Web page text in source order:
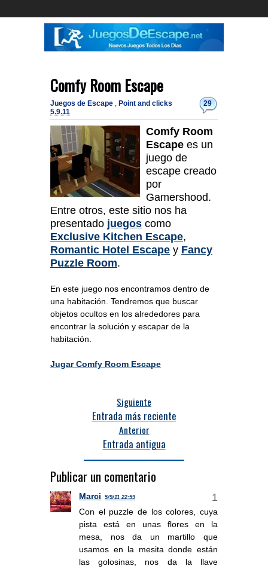
Comfy Room Escape
29
Juegos de Escape , Point and clicks
5.9.11
Comfy Room
Escape es un
juego de
escape creado
por
Gamershood.
Entre otros, este sitio nos ha
presentado juegos como
Exclusive Kitchen Escape,
Romantic Hotel Escape y Fancy
Puzzle Room.
En este juego nos encontramos dentro de
una habitación. Tendremos que buscar
objetos ocultos en los alrededores para
encontrar la solución y escapar de la
habitación.
Jugar Comfy Room Escape
Siguiente
Entrada más reciente
Anterior
Entrada antigua
Publicar un comentario
Marci 5/9/11 22:59
Con el puzzle de los colores, cuya
pista está en unas flores en la
mesa, nos da un martillo que
usamos en la mesita donde están
las golosinas, nos da la llave